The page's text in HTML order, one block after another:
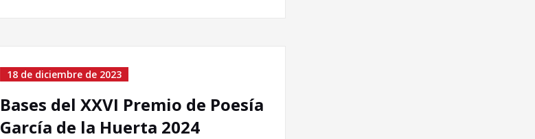
18 de diciembre de 2023
Bases del XXVI Premio de Poesía
García de la Huerta 2024